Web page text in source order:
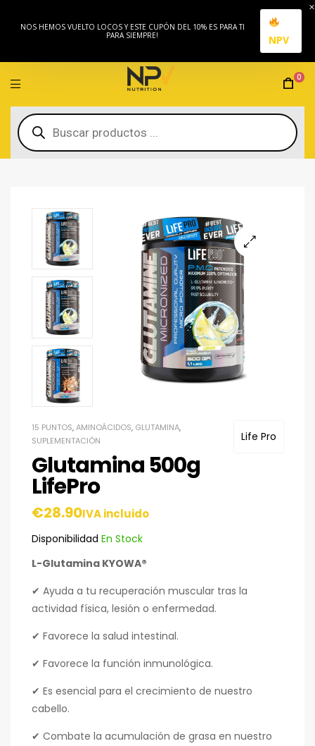
NOS HEMOS VUELTO LOCOS Y ESTE CUPÓN DEL 10% ES PARA TI
PARA SIEMPRE!
NPV
0
Life Pro
15 PUNTOS,AMINOÁCIDOS, GLUTAMINA,
SUPLEMENTACIÓN
Glutamina 500g
LifePro
€28.90IVA incluido
Disponibilidad En Stock
L-Glutamina KYOWA®
✔ Ayuda a tu recuperación muscular tras la
actividad física, lesión o enfermedad.
✔ Favorece la salud intestinal.
✔ Favorece la función inmunológica.
✔ Es esencial para el crecimiento de nuestro
cabello.
✔ Combate la acumulación de grasa en nuestro